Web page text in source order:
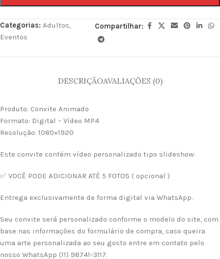
Categorias: Adultos
Eventos
Compartilhar:
DESCRIÇÃOAVALIAÇÕES (0)
Produto: Convite Animado
Formato: Digital – Vídeo MP4
Resolução: 1080×1920
Este convite contém vídeo personalizado tipo slideshow:
✅ VOCÊ PODE ADICIONAR ATÉ 5 FOTOS ( opcional )
Entrega exclusivamente de forma digital via WhatsApp.
Seu convite será personalizado conforme o modelo do site, com
base nas informações do formulário de compra, caso queira
uma arte personalizada ao seu gosto entre em contato pelo
nosso WhatsApp (11) 98741-3117.